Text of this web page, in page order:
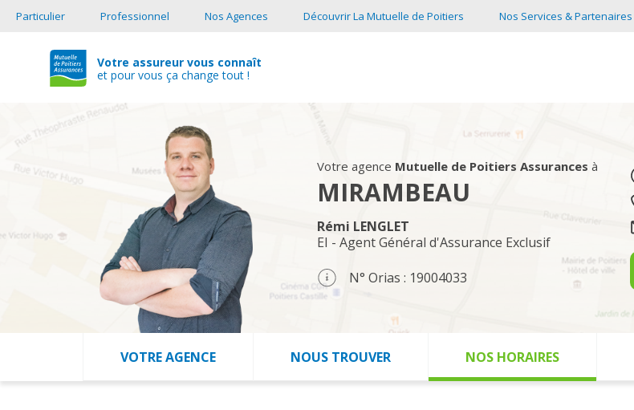
Particulier Professionnel Nos Agences Découvrir La Mutuelle de Poitiers Nos Services & Partenaires
Votre assureur vous connaît
et pour vous ça change tout !
Votre agence Mutuelle de Poitiers Assurances à
MIRAMBEAU
Rémi LENGLET
EI - Agent Général d'Assurance Exclusif
N° Orias : 19004033
VOTRE AGENCE NOUS TROUVER NOS HORAIRES